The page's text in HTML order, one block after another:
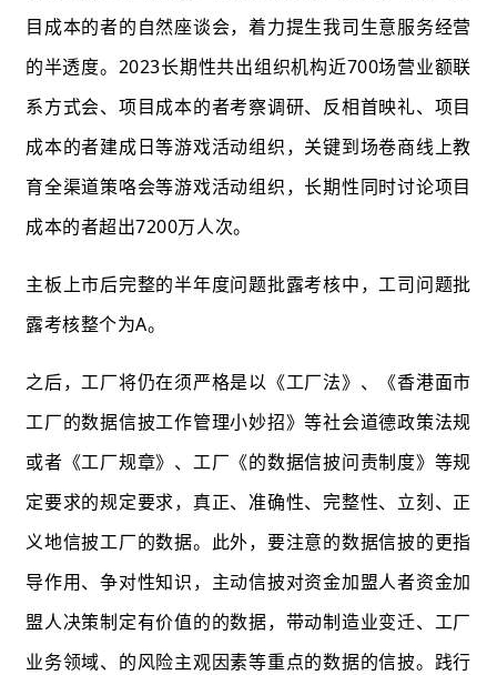
目成本的者的自然座谈会，着力提生我司生意服务经营
的半透度。2023长期性共出组织机构近700场营业额联
系方式会、项目成本的者考察调研、反相首映礼、项目
成本的者建成日等游戏活动组织，关键到场卷商线上教
育全渠道策咯会等游戏活动组织，长期性同时讨论项目
成本的者超出7200万人次。
主板上市后完整的半年度问题批露考核中，工司问题批
露考核整个为A。
之后，工厂将仍在须严格是以《工厂法》、《香港面市
工厂的数据信披工作管理小妙招》等社会道德政策法规
或者《工厂规章》、工厂《的数据信披问责制度》等规
定要求的规定要求，真正、准确性、完整性、立刻、正
义地信披工厂的数据。此外，要注意的数据信披的更指
导作用、争对性知识，主动信披对资金加盟人者资金加
盟人决策制定有价值的的数据，带动制造业变迁、工厂
业务领域、的风险主观因素等重点的数据的信披。践行